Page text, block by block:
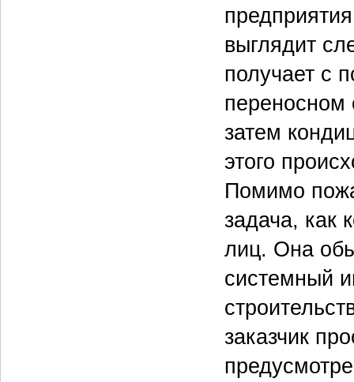
выглядит
получает с
переносном
затем
этого
Помимо
задача, как
лиц. Она
системный
заказчик